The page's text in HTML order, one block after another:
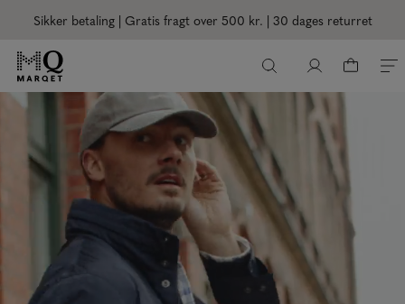
Sikker betaling | Gratis fragt over 500 kr. | 30 dages returret